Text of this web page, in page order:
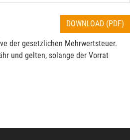
DOWNLOAD (PDF)
der gesetzlichen Mehrwertsteuer.
und gelten, solange der Vorrat